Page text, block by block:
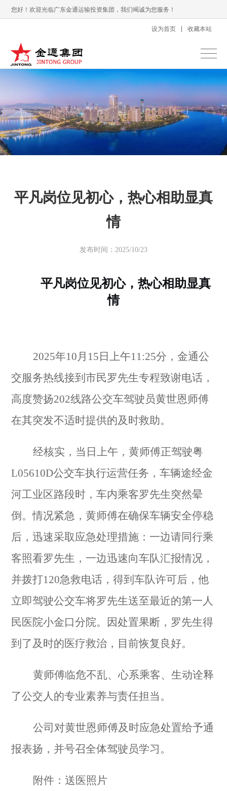
您好！欢迎光临广东金通运输投资集团，我们竭诚为您服务！
设为首页 收藏本站
平凡岗位见初心，热心相助显真
情
发布时间：2025/10/23
平凡岗位见初心，热心相助显真
情
2025年10月15日上午11:25分，金通公
交服务热线接到市民罗先生专程致谢电话，
高度赞扬202线路公交车驾驶员黄世恩师傅
在其突发不适时提供的及时救助。
经核实，当日上午，黄师傅正驾驶粤
L05610D公交车执行运营任务，车辆途经金
河工业区路段时，车内乘客罗先生突然晕
倒。情况紧急，黄师傅在确保车辆安全停稳
后，迅速采取应急处理措施：一边请同行乘
客照看罗先生，一边迅速向车队汇报情况，
并拨打120急救电话，得到车队许可后，他
立即驾驶公交车将罗先生送至最近的第一人
民医院小金口分院。因处置果断，罗先生得
到了及时的医疗救治，目前恢复良好。
黄师傅临危不乱、心系乘客、生动诠释
了公交人的专业素养与责任担当。
公司对黄世恩师傅及时应急处置给予通
报表扬，并号召全体驾驶员学习 。
附件：送医照片